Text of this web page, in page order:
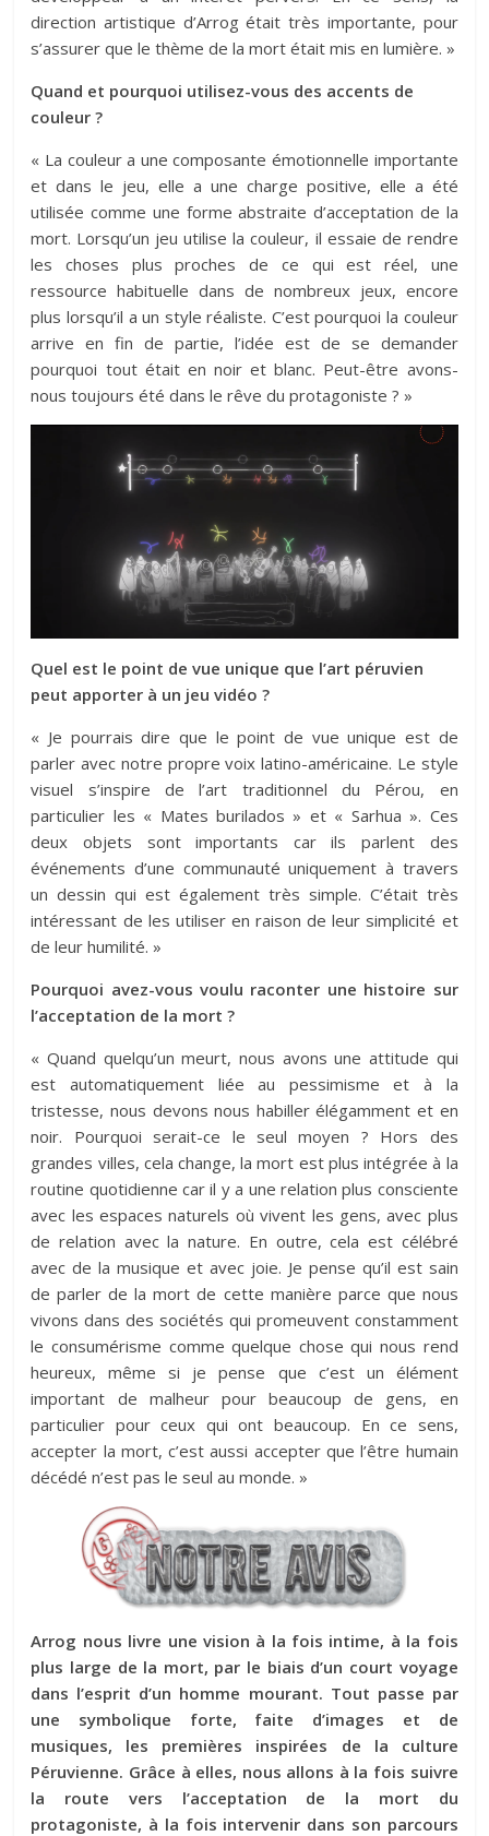
direction artistique d’Arrog était très importante, pour
s’assurer que le thème de la mort était mis en lumière. »
Quand et pourquoi utilisez-vous des accents de
couleur ?
« La couleur a une composante émotionnelle importante
et dans le jeu, elle a une charge positive, elle a été
utilisée comme une forme abstraite d’acceptation de la
mort. Lorsqu’un jeu utilise la couleur, il essaie de rendre
les choses plus proches de ce qui est réel, une
ressource habituelle dans de nombreux jeux, encore
plus lorsqu’il a un style réaliste. C’est pourquoi la couleur
arrive en fin de partie, l’idée est de se demander
pourquoi tout était en noir et blanc. Peut-être avons-
nous toujours été dans le rêve du protagoniste ? »
Quel est le point de vue unique que l’art péruvien
peut apporter à un jeu vidéo ?
« Je pourrais dire que le point de vue unique est de
parler avec notre propre voix latino-américaine. Le style
visuel s’inspire de l’art traditionnel du Pérou, en
particulier les « Mates burilados » et « Sarhua ». Ces
deux objets sont importants car ils parlent des
événements d’une communauté uniquement à travers
un dessin qui est également très simple. C’était très
intéressant de les utiliser en raison de leur simplicité et
de leur humilité. »
Pourquoi avez-vous voulu raconter une histoire sur
l’acceptation de la mort ?
« Quand quelqu’un meurt, nous avons une attitude qui
est automatiquement liée au pessimisme et à la
tristesse, nous devons nous habiller élégamment et en
noir. Pourquoi serait-ce le seul moyen ? Hors des
grandes villes, cela change, la mort est plus intégrée à la
routine quotidienne car il y a une relation plus consciente
avec les espaces naturels où vivent les gens, avec plus
de relation avec la nature. En outre, cela est célébré
avec de la musique et avec joie. Je pense qu’il est sain
de parler de la mort de cette manière parce que nous
vivons dans des sociétés qui promeuvent constamment
le consumérisme comme quelque chose qui nous rend
heureux, même si je pense que c’est un élément
important de malheur pour beaucoup de gens, en
particulier pour ceux qui ont beaucoup. En ce sens,
accepter la mort, c’est aussi accepter que l’être humain
décédé n’est pas le seul au monde. »
Arrog nous livre une vision à la fois intime, à la fois
plus large de la mort, par le biais d’un court voyage
dans l’esprit d’un homme mourant. Tout passe par
une symbolique forte, faite d’images et de
musiques, les premières inspirées de la culture
Péruvienne. Grâce à elles, nous allons à la fois suivre
la route vers l’acceptation de la mort du
protagoniste, à la fois intervenir dans son parcours